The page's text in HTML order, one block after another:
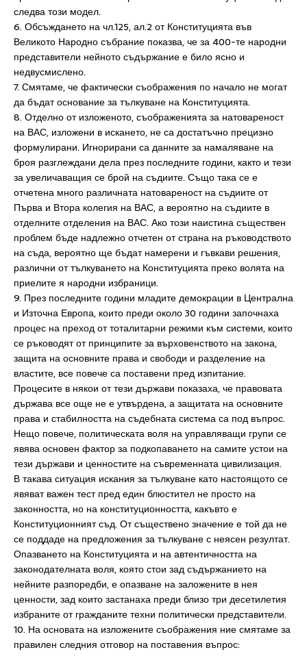
следва този модел.
6. Обсъждането на чл.125, ал.2 от Конституцията във
Великото Народно събрание показва, че за 400-те народни
представители нейното съдържание е било ясно и
недвусмислено.
7. Смятаме, че фактически съображения по начало не могат
да бъдат основание за тълкуване на Конституцията.
8. Отделно от изложеното, съображенията за натовареност
на ВАС, изложени в искането, не са достатъчно прецизно
формулирани. Игнорирани са данните за намаляване на
броя разглеждани дела през последните години, както и тези
за увеличаващия се брой на съдиите. Също така се е
отчетена много различната натовареност на съдиите от
Първа и Втора колегия на ВАС, а вероятно на съдиите в
отделните отделения на ВАС. Ако този наистина съществен
проблем бъде надлежно отчетен от страна на ръководството
на съда, вероятно ще бъдат намерени и гъвкави решения,
различни от тълкуването на Конституцията преко волята на
приелите я народни избраници.
9. През последните години младите демокрации в Централна
и Източна Европа, които преди около 30 години започнаха
процес на преход от тоталитарни режими към системи, които
се ръководят от принципите за върховенството на закона,
защита на основните права и свободи и разделение на
властите, все повече са поставени пред изпитание.
Процесите в някои от тези държави показаха, че правовата
държава все още не е утвърдена, а защитата на основните
права и стабилността на съдебната система са под въпрос.
Нещо повече, политическата воля на управляващи групи се
явява основен фактор за подкопаването на самите устои на
тези държави и ценностите на съвременната цивилизация.
В такава ситуация искания за тълкуване като настоящото се
явяват важен тест пред един блюстител не просто на
законността, но на конституционността, какъвто е
Конституционният съд. От съществено значение е той да не
се поддаде на предложения за тълкуване с неясен резултат.
Опазването на Конституцията и на автентичността на
законодателната воля, която стои зад съдържанието на
нейните разпоредби, е опазване на заложените в нея
ценности, зад които застанаха преди близо три десетилетия
избраните от гражданите техни политически представители.
10. На основата на изложените съображения ние смятаме за
правилен следния отговор на поставения въпрос: